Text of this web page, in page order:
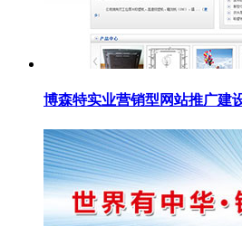
博森特实业营销型网站推广建